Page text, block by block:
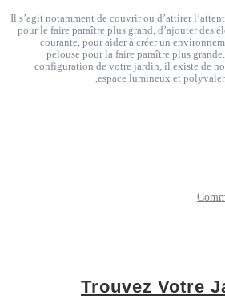
Il s’agit notamment de couvrir ou d’attirer
pour le faire paraître plus grand, d’ajouter des
courante, pour aider à créer un
pelouse pour la faire paraître plus
configuration de votre jardin, il existe de
espace lumineux et
Trouvez Votre